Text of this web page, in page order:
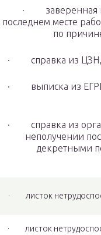
· заверенная
последнем месте
по
· справка из ЦЗН,
· выписка из
· справка из
неполучении
декретными
· листок
· листок